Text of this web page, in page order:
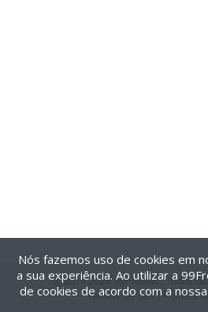
@2014-2026 99Freelas. Todos
Termos de uso| Política
Nós fazemos uso de cookies em
a sua experiência. Ao utilizar a
de cookies de acordo com a nossa